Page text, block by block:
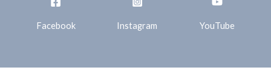
Facebook Instagram YouTube